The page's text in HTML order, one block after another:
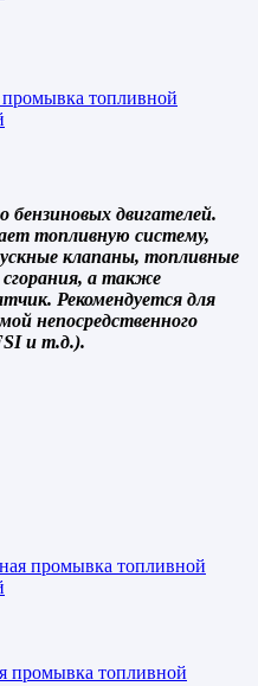
топливной
бензиновых двигателей.
топливную систему,
клапаны, топливные
а также
Рекомендуется для
непосредственного
и т.д.).
промывка топливной